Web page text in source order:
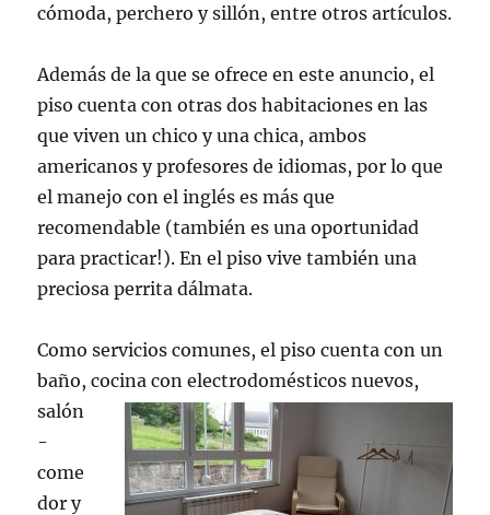
cómoda, perchero y sillón, entre otros artículos.
Además de la que se ofrece en este anuncio, el
piso cuenta con otras dos habitaciones en las
que viven un chico y una chica, ambos
americanos y profesores de idiomas, por lo que
el manejo con el inglés es más que
recomendable (también es una oportunidad
para practicar!). En el piso vive también una
preciosa perrita dálmata.
Como servicios comunes, el piso cuenta con un
baño, cocina con electrodomésticosnuevos,
salón
-
come
dor y